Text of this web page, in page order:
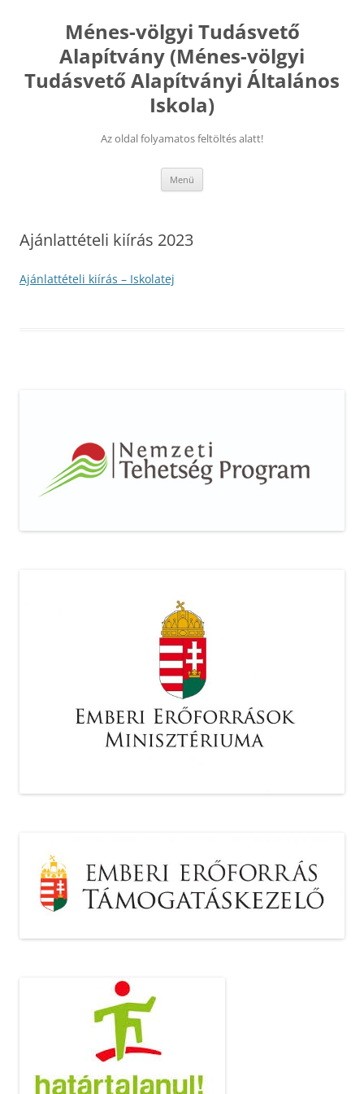
tartalombaMénes-völgyi Tudásvető
Alapítvány (Ménes-völgyi
Tudásvető Alapítványi Általános
Iskola)
Az oldal folyamatos feltöltés alatt!
Menü
Ajánlattételi kiírás 2023
Ajánlattételi kiírás – Iskolatej